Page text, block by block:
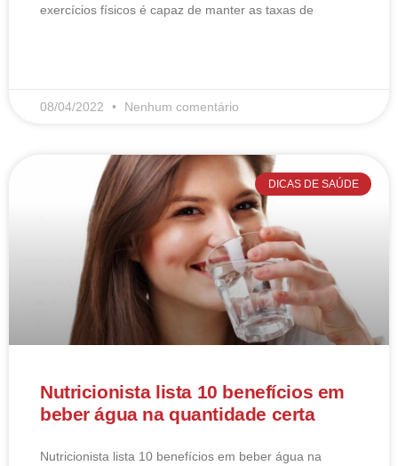
exercícios físicos é capaz de manter as taxas de
08/04/2022 Nenhum comentário
DICAS DE SAÚDE
Nutricionista lista 10 benefícios em
beber água na quantidade certa
Nutricionista lista 10 benefícios em beber água na